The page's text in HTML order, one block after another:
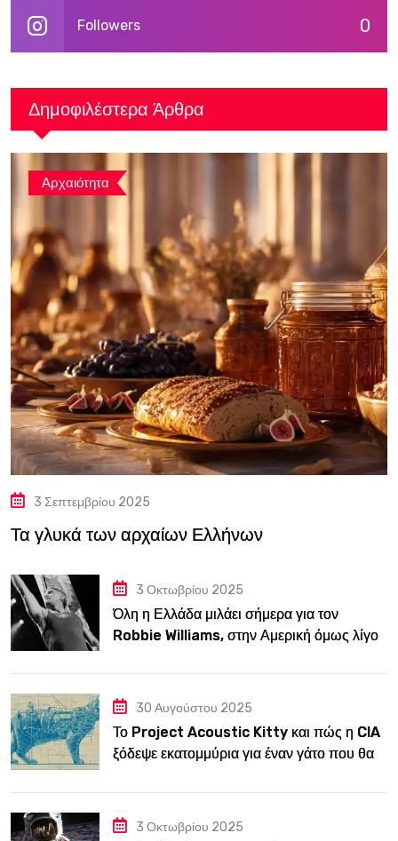
0
Followers
Δημοφιλέστερα Άρθρα
Αρχαιότητα
3 Σεπτεμβρίου 2025
Τα γλυκά των αρχαίων Ελλήνων
3 Οκτωβρίου 2025
Όλη η Ελλάδα μιλάει σήμερα για τον
Robbie Williams, στην Αμερική όμως λίγοι
30 Αυγούστου 2025
Το Project Acoustic Kitty και πώς η CIA
ξόδεψε εκατομμύρια για έναν γάτο που θα
3 Οκτωβρίου 2025